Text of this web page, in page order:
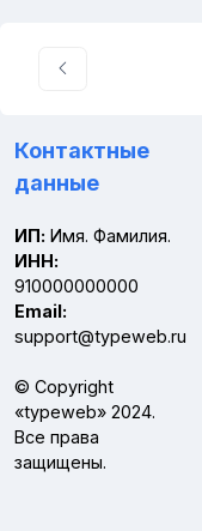
Контактные
данные
ИП: Имя. Фамилия.
ИНН:
910000000000
Email:
support@typeweb.ru
© Copyright
«typeweb» 2024.
Все права
защищены.